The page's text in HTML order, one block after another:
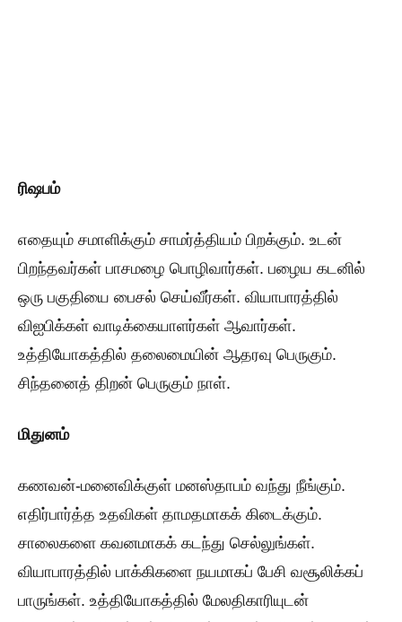
ரிஷபம்
எதையும் சமாளிக்கும் சாமர்த்தியம் பிறக்கும். உடன்
பிறந்தவர்கள் பாசமழை பொழிவார்கள். பழைய கடனில்
ஒரு பகுதியை பைசல் செய்வீர்கள். வியாபாரத்தில்
விஐபிக்கள் வாடிக்கையாளர்கள் ஆவார்கள்.
உத்தியோகத்தில் தலைமையின் ஆதரவு பெருகும்.
சிந்தனைத் திறன் பெருகும் நாள்.
மிதுனம்
கணவன்-மனைவிக்குள் மனஸ்தாபம் வந்து நீங்கும்.
எதிர்பார்த்த உதவிகள் தாமதமாகக் கிடைக்கும்.
சாலைகளை கவனமாகக் கடந்து செல்லுங்கள்.
வியாபாரத்தில் பாக்கிகளை நயமாகப் பேசி வசூலிக்கப்
பாருங்கள். உத்தியோகத்தில் மேலதிகாரியுடன்